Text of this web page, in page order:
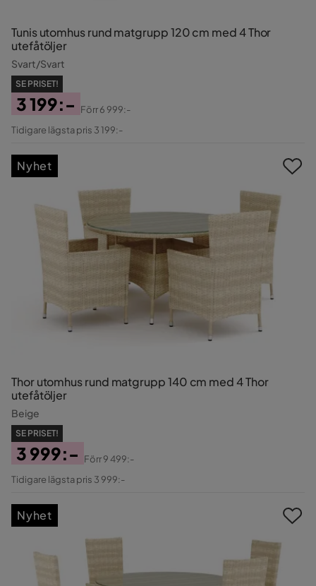
Tunis utomhus rund matgrupp 120 cm med 4 Thor
utefåtöljer
Svart/Svart
SE PRISET!
Pris
3 199:-
Original
Förr6 999:-
Tidigare lägsta pris 3 199:-
Thor utomhus rund matgrupp 140 cm med 4 Thor
utefåtöljer
Beige
SE PRISET!
Pris
3 999:-
Original
Förr9 499:-
Tidigare lägsta pris 3 999:-
Nyhet
Nyhet